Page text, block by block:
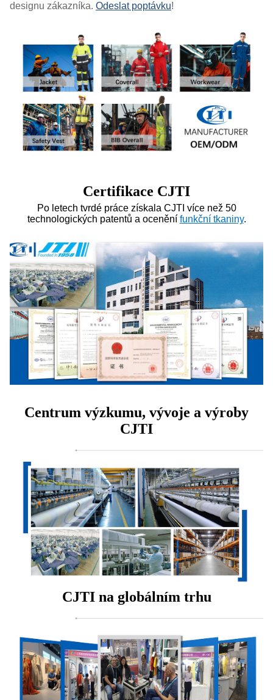
designu zákazníka. Odeslat poptávku!
Certifikace CJTI
Po letech tvrdé práce získala CJTI více než 50
technologických patentů a ocenění funkční tkaniny.
Centrum výzkumu, vývoje a výroby
CJTI
CJTI na globálním trhu